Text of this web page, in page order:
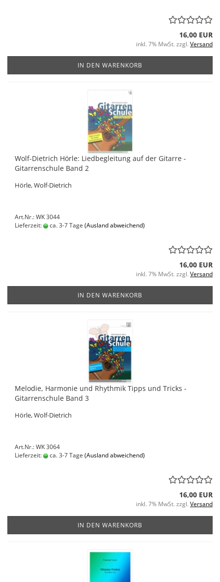
16,00 EUR
inkl. 7% MwSt. zzgl. Versand
IN DEN WARENKORB
Wolf-Dietrich Hörle: Liedbegleitung auf der Gitarre -
Gitarrenschule Band 2
Hörle, Wolf-Dietrich
Art.Nr.: WK 3044
Lieferzeit:
ca. 3-7 Tage (Ausland abweichend)
16,00 EUR
inkl. 7% MwSt. zzgl. Versand
IN DEN WARENKORB
Melodie, Harmonie und Rhythmik Tipps und Tricks -
Gitarrenschule Band 3
Hörle, Wolf-Dietrich
Art.Nr.: WK 3064
Lieferzeit:
ca. 3-7 Tage (Ausland abweichend)
16,00 EUR
inkl. 7% MwSt. zzgl. Versand
IN DEN WARENKORB